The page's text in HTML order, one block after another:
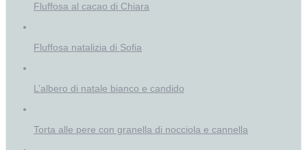
Fluffosa al cacao di Chiara
Fluffosa natalizia di Sofia
L’albero di natale bianco e candido
Torta alle pere con granella di nocciola e cannella